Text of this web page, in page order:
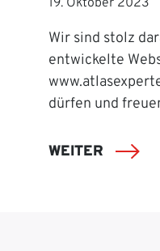
19. Oktober 2023
Wir sind stolz
entwickelte
dürfen und
WEITER